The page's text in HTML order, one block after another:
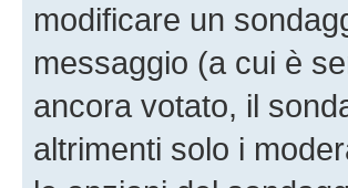
modificare un
messaggio (a cui è
ancora votato, il
altrimenti solo i